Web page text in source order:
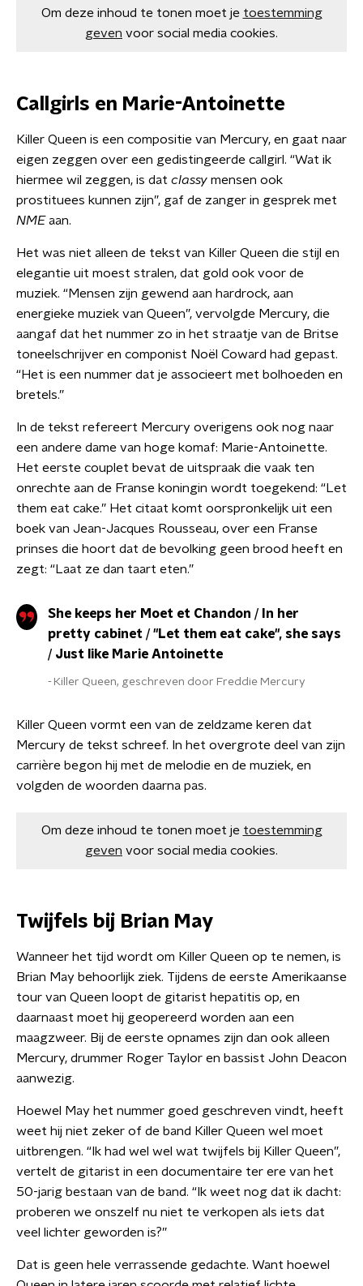
Om deze inhoud te tonen moet je toestemming
geven voor social media cookies.
Callgirls en Marie-Antoinette
Killer Queen is een compositie van Mercury, en gaat naar
eigen zeggen over een gedistingeerde callgirl. “Wat ik
hiermee wil zeggen, is dat classy mensen ook
prostituees kunnen zijn”, gaf de zanger in gesprek met
NMEaan.
Het was niet alleen de tekst van Killer Queen die stijl en
elegantie uit moest stralen, dat gold ook voor de
muziek. “Mensen zijn gewend aan hardrock, aan
energieke muziek van Queen”, vervolgde Mercury, die
aangaf dat het nummer zo in het straatje van de Britse
toneelschrijver en componist Noël Coward had gepast.
“Het is een nummer dat je associeert met bolhoeden en
bretels.”
In de tekst refereert Mercury overigens ook nog naar
een andere dame van hoge komaf: Marie-Antoinette.
Het eerste couplet bevat de uitspraak die vaak ten
onrechte aan de Franse koningin wordt toegekend: “Let
them eat cake.” Het citaat komt oorspronkelijk uit een
boek van Jean-Jacques Rousseau, over een Franse
prinses die hoort dat de bevolking geen brood heeft en
zegt: “Laat ze dan taart eten.”
She keeps her Moet et Chandon / In her
pretty cabinet / "Let them eat cake", she says
/ Just like Marie Antoinette
Killer Queen, geschreven door Freddie Mercury
Killer Queen vormt een van de zeldzame keren dat
Mercury de tekst schreef. In het overgrote deel van zijn
carrière begon hij met de melodie en de muziek, en
volgden de woorden daarna pas.
Om deze inhoud te tonen moet je toestemming
geven voor social media cookies.
Twijfels bij Brian May
Wanneer het tijd wordt om Killer Queen op te nemen, is
Brian May behoorlijk ziek. Tijdens de eerste Amerikaanse
tour van Queen loopt de gitarist hepatitis op, en
daarnaast moet hij geopereerd worden aan een
maagzweer. Bij de eerste opnames zijn dan ook alleen
Mercury, drummer Roger Taylor en bassist John Deacon
aanwezig.
Hoewel May het nummer goed geschreven vindt, heeft
weet hij niet zeker of de band Killer Queen wel moet
uitbrengen. “Ik had wel wel wat twijfels bij Killer Queen”,
vertelt de gitarist in een documentaire ter ere van het
50-jarig bestaan van de band. “Ik weet nog dat ik dacht:
proberen we onszelf nu niet te verkopen als iets dat
veel lichter geworden is?”
Dat is geen hele verrassende gedachte. Want hoewel